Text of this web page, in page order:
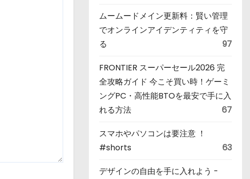
ムームードメイン更新料：賢い管理
でオンラインアイデンティティを守
る
97
FRONTIER スーパーセール2026 完
全攻略ガイド 今こそ買い時！ゲーミ
ングPC・高性能BTOを最安で手に入
れる方法
67
スマホやパソコンは要注意 ！
#shorts
63
デザインの自由を手に入れよう -